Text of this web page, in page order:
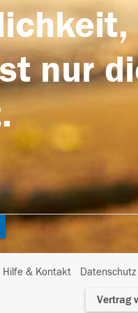
nur
Hilfe & Kontakt Datenschutz
Vertrag